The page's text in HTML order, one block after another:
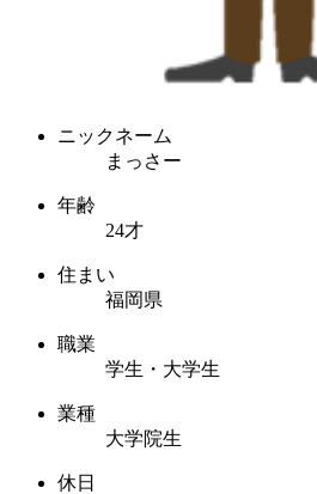
ニックネーム
まっさー
年齢
24才
住まい
福岡県
職業
学生・大学生
業種
大学院生
休日